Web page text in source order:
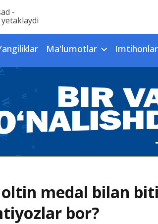
-
Ma'lumotlar Imtihonlar
medal bilan
bor?